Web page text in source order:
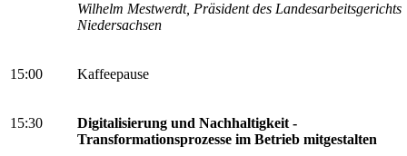
Wilhelm Mestwerdt, Präsident des Landesarbeitsgerichts
Niedersachsen
15:00 Kaffeepause
15:30
Digitalisierung und Nachhaltigkeit -
Transformationsprozesse im Betrieb mitgestalten